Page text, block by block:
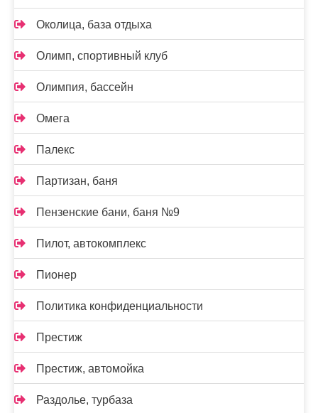
Околица, база отдыха
Олимп, спортивный клуб
Олимпия, бассейн
Омега
Палекс
Партизан, баня
Пензенские бани, баня №9
Пилот, автокомплекс
Пионер
Политика конфиденциальности
Престиж
Престиж, автомойка
Раздолье, турбаза